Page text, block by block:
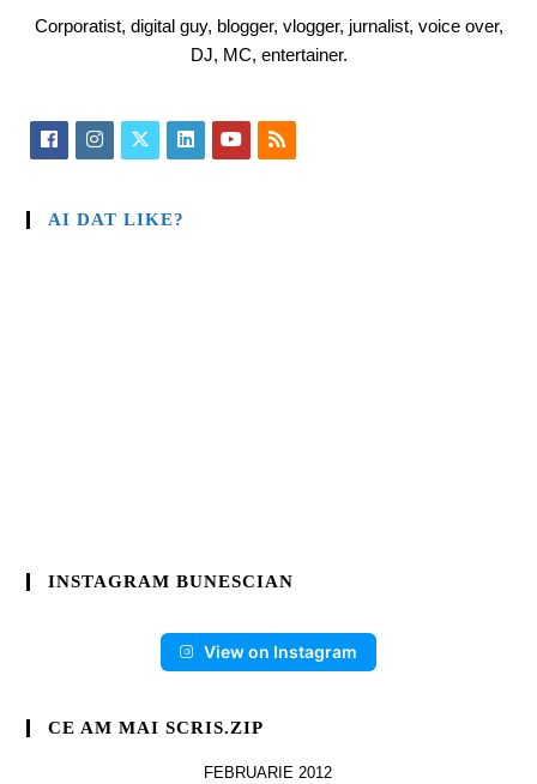
Corporatist, digital guy, blogger, vlogger, jurnalist, voice over,
DJ, MC, entertainer.
AI DAT LIKE?
INSTAGRAM BUNESCIAN
View on Instagram
CE AM MAI SCRIS.ZIP
FEBRUARIE 2012